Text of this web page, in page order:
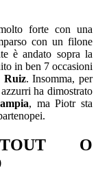
forte con una
con un filone
è andato sopra la
in ben 7 occasioni
Ruiz. Insomma, per
ha dimostrato
, ma Piotr sta
O